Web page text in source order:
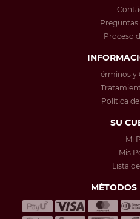
Preguntas
Proceso
Términos y
Política
SU
Mi
Mis
Lista
MÉTODOS